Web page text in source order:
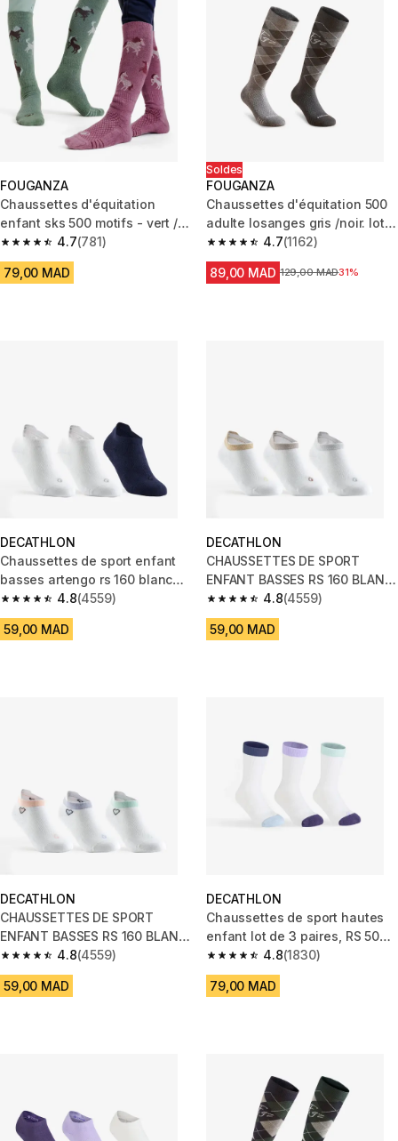
FOUGANZA
Chaussettes d'équitation
enfant sks 500 motifs - vert /
violet
4.7
4.7 out of 5 stars from 781 reviews
(781)
79,00 MAD
Soldes
FOUGANZA
Chaussettes d'équitation 500
adulte losanges gris /noir. lot
de 2
4.7
4.7 out of 5 stars from 1162
(1162)
89,00 MAD Prix avant la réduction
129,00 MAD31%
DECATHLON
Chaussettes de sport enfant
basses artengo rs 160 blanc
marine lot de 3
4.8
4.8 out of 5 stars from 4559 reviews
(4559)
59,00 MAD
DECATHLON
CHAUSSETTES DE SPORT
ENFANT BASSES RS 160 BLANC
BRILLANT LOT DE 3.
4.8
4.8 out of 5 stars from 4559
(4559)
59,00 MAD
DECATHLON
CHAUSSETTES DE SPORT
ENFANT BASSES RS 160 BLANC
LOGO COEUR LOT DE 3
4.8
4.8 out of 5 stars from 4559 reviews
(4559)
59,00 MAD
DECATHLON
Chaussettes de sport hautes
enfant lot de 3 paires, RS 500
beige violet vert
4.8
4.8 out of 5 stars from 1830
(1830)
79,00 MAD